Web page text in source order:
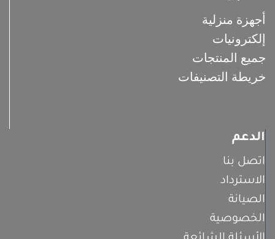
أجهزة منزلية
إلكترونيات
جميع المنتجات
خريطة التصنيفات
الدعم
اتصل بنا
الاسترداد
الصيانة
الخصوصية